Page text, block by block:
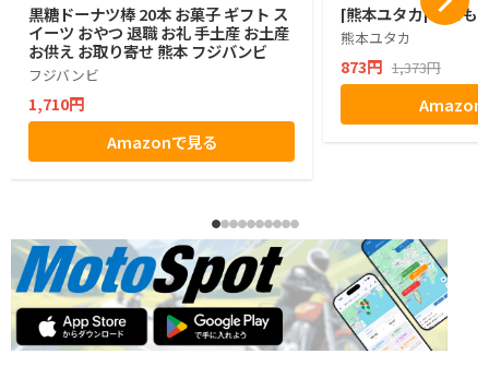
黒糖ドーナツ棒 20本 お菓子 ギフト ス
イーツ おやつ 退職 お礼 手土産 お土産
お供え お取り寄せ 熊本 フジバンビ
フジバンビ
1,710円
Amazonで見る
[熊本ユタカ] くまも
熊本ユタカ
873円 1,373円
Amazon